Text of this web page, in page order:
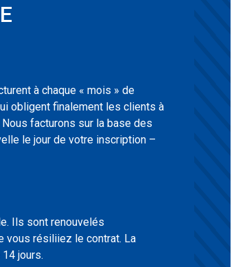
à chaque « mois » de
obligent finalement les clients à
facturons sur la base des
le jour de votre inscription –
Ils sont renouvelés
vous résiliiez le contrat. La
jours.